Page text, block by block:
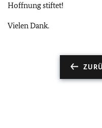
Hoffnung stiftet!
Vielen Dank.